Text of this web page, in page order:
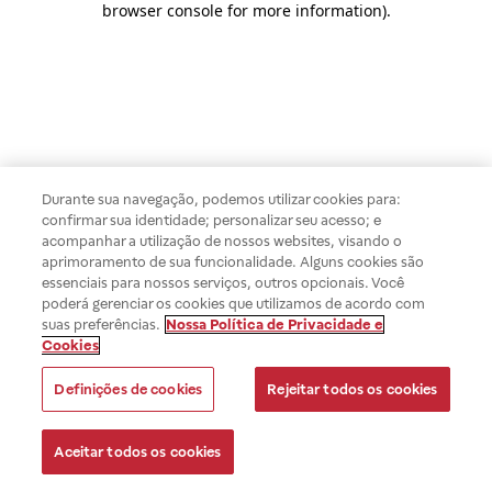
browser console for more information).
Durante sua navegação, podemos utilizar cookies para:
confirmar sua identidade; personalizar seu acesso; e
acompanhar a utilização de nossos websites, visando o
aprimoramento de sua funcionalidade. Alguns cookies são
essenciais para nossos serviços, outros opcionais. Você
poderá gerenciar os cookies que utilizamos de acordo com
suas preferências. Nossa Política de Privacidade e
Cookies
Definições de cookies Rejeitar todos os cookies
Aceitar todos os cookies